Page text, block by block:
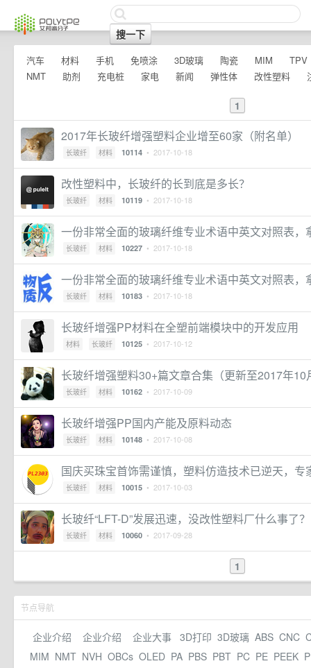
汽车 材料 手机 免喷涂 3D玻璃 陶瓷 MIM
TPV
NMT
助剂 充电桩 家电 新闻 弹性体 改性塑料
1
2017年长玻纤增强塑料企业增至60家（附名单）
长玻纤 材料 10114 • 2017-10-18
改性塑料中，长玻纤的长到底是多长？
长玻纤 材料 10119 • 2017-10-18
一份非常全面的玻璃纤维专业术语中英文对照表，
长玻纤 材料 10227 • 2017-10-18
一份非常全面的玻璃纤维专业术语中英文对照表，
长玻纤 材料 10183 • 2017-10-18
长玻纤增强PP材料在全塑前端模块中的开发应用
材料 长玻纤 10125 • 2017-10-12
长玻纤增强塑料30+篇文章合集（更新至2017年10
长玻纤 材料 10162 • 2017-10-09
长玻纤增强PP国内产能及原料动态
长玻纤 材料 10148 • 2017-10-08
国庆买珠宝首饰需谨慎，塑料仿造技术已逆天，专
长玻纤 材料 10015 • 2017-10-03
长玻纤“LFT-D”发展迅速，没改性塑料厂什么事了？
长玻纤 材料 10060 • 2017-09-28
1
节点导航
企业介绍 企业介绍 企业大事 3D打印 3D玻璃 ABS CNC
MIM NMT NVH OBCs OLED PA PBS PBT PC PE PEEK